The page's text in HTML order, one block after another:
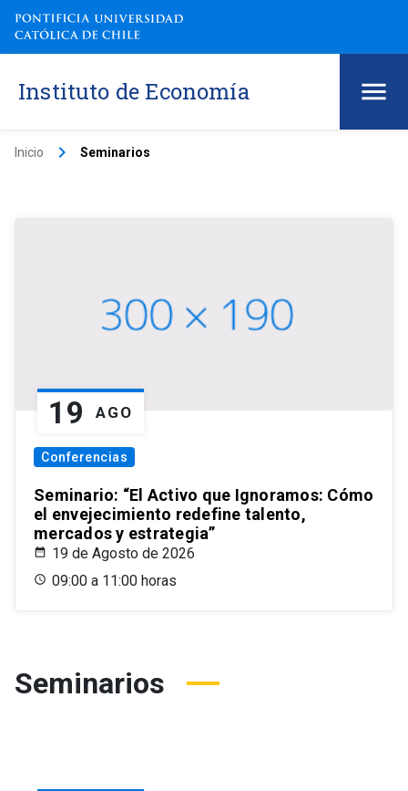
Instituto de Economía
Inicio keyboard_arrow_right Seminarios
19 AGO
Conferencias
Seminario: “El Activo que Ignoramos: Cómo
el envejecimiento redefine talento,
mercados y estrategia”
19 de Agosto de 2026
09:00 a 11:00 horas
Seminarios